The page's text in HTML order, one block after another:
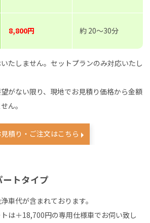
8,800円 約 20～30分
たしません。セットプランのみ対応いたし
がない限り、現地でお見積り価格から金額
ん。
見積り・ご注文はこちら
トタイプ
車代が含まれております。
トは＋18,700円の専用仕様車でお伺い致し